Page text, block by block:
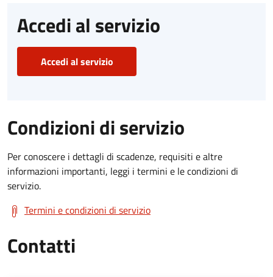
Accedi al servizio
Accedi al servizio
Condizioni di servizio
Per conoscere i dettagli di scadenze, requisiti e altre
informazioni importanti, leggi i termini e le condizioni di
servizio.
Termini e condizioni di servizio
Contatti